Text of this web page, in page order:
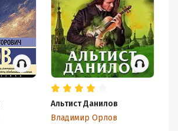
Альтист Данилов
Владимир Орлов